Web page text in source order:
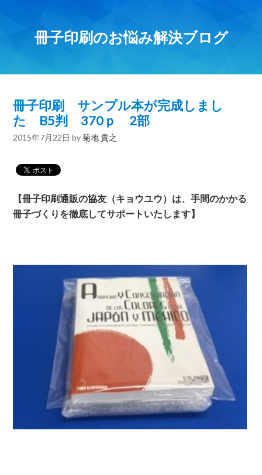
冊子印刷のお悩み解決ブログ
冊子印刷 サンプル本が完成しまし
た B5判 370ｐ 2部
2015年7月22日 by菊地 貴之
【冊子印刷通販の協友（キョウユウ）は、手間のかかる
冊子づくりを徹底してサポートいたします】